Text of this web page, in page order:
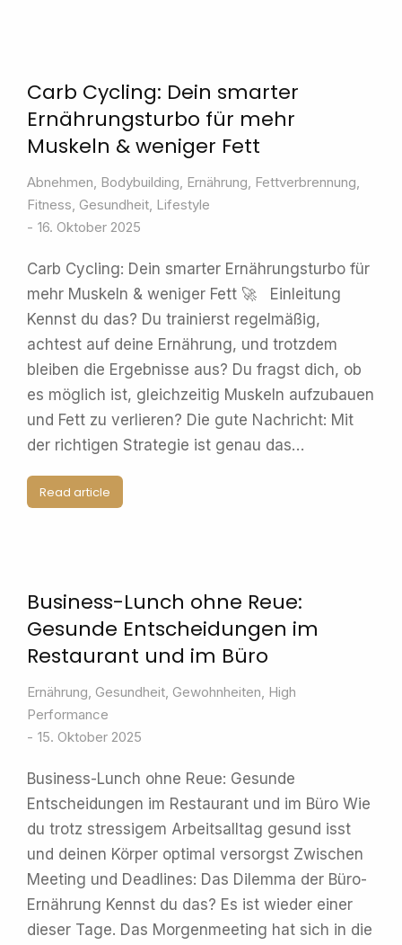
Carb Cycling: Dein smarter
Ernährungsturbo für mehr
Muskeln & weniger Fett
Abnehmen, Bodybuilding, Ernährung, Fettverbrennung,
Fitness, Gesundheit, Lifestyle
16. Oktober 2025
Carb Cycling: Dein smarter Ernährungsturbo für
mehr Muskeln & weniger Fett 🚀 Einleitung
Kennst du das? Du trainierst regelmäßig,
achtest auf deine Ernährung, und trotzdem
bleiben die Ergebnisse aus? Du fragst dich, ob
es möglich ist, gleichzeitig Muskeln aufzubauen
und Fett zu verlieren? Die gute Nachricht: Mit
der richtigen Strategie ist genau das…
Read article
Business-Lunch ohne Reue:
Gesunde Entscheidungen im
Restaurant und im Büro
Ernährung, Gesundheit, Gewohnheiten, High
Performance
15. Oktober 2025
Business-Lunch ohne Reue: Gesunde
Entscheidungen im Restaurant und im Büro Wie
du trotz stressigem Arbeitsalltag gesund isst
und deinen Körper optimal versorgst Zwischen
Meeting und Deadlines: Das Dilemma der Büro-
Ernährung Kennst du das? Es ist wieder einer
dieser Tage. Das Morgenmeeting hat sich in die